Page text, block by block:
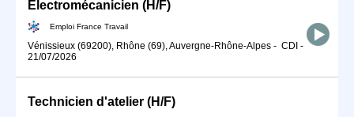
Electromécanicien (H/F)
Emploi France Travail
Vénissieux (69200), Rhône (69), Auvergne-Rhône-Alpes - CDI -
21/07/2026
Technicien d'atelier (H/F)